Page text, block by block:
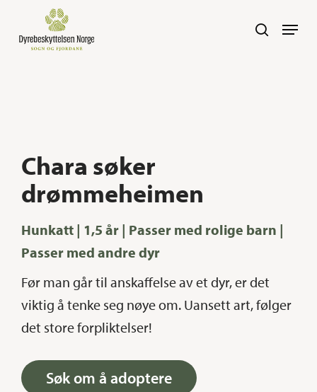
search
Chara søker
drømmeheimen
Hunkatt | 1,5 år | Passer med rolige barn |
Passer med andre dyr
Før man går til anskaffelse av et dyr, er det
viktig å tenke seg nøye om. Uansett art, følger
det store forpliktelser!
Søk om å adoptere